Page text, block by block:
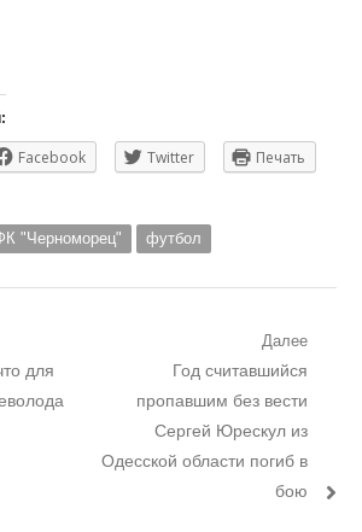
Facebook Twitter Печать
"Черноморец" футбол
для
Далее
Следующий
пост:
Год считавшийся
пропавшим без вести
Сергей Юрескул из
Одесской области погиб в
бою